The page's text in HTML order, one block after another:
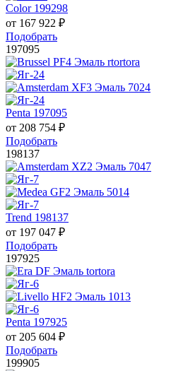
Color 199298
от 167 922 ₽
Подобрать
197095
Penta 197095
от 208 754 ₽
Подобрать
198137
Trend 198137
от 197 047 ₽
Подобрать
197925
Penta 197925
от 205 604 ₽
Подобрать
199905